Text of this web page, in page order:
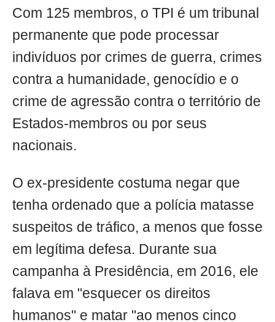
Com 125 membros, o TPI é um tribunal
permanente que pode processar
indivíduos por crimes de guerra, crimes
contra a humanidade, genocídio e o
crime de agressão contra o território de
Estados-membros ou por seus
nacionais.
O ex-presidente costuma negar que
tenha ordenado que a polícia matasse
suspeitos de tráfico, a menos que fosse
em legítima defesa. Durante sua
campanha à Presidência, em 2016, ele
falava em "esquecer os direitos
humanos" e matar "ao menos cinco